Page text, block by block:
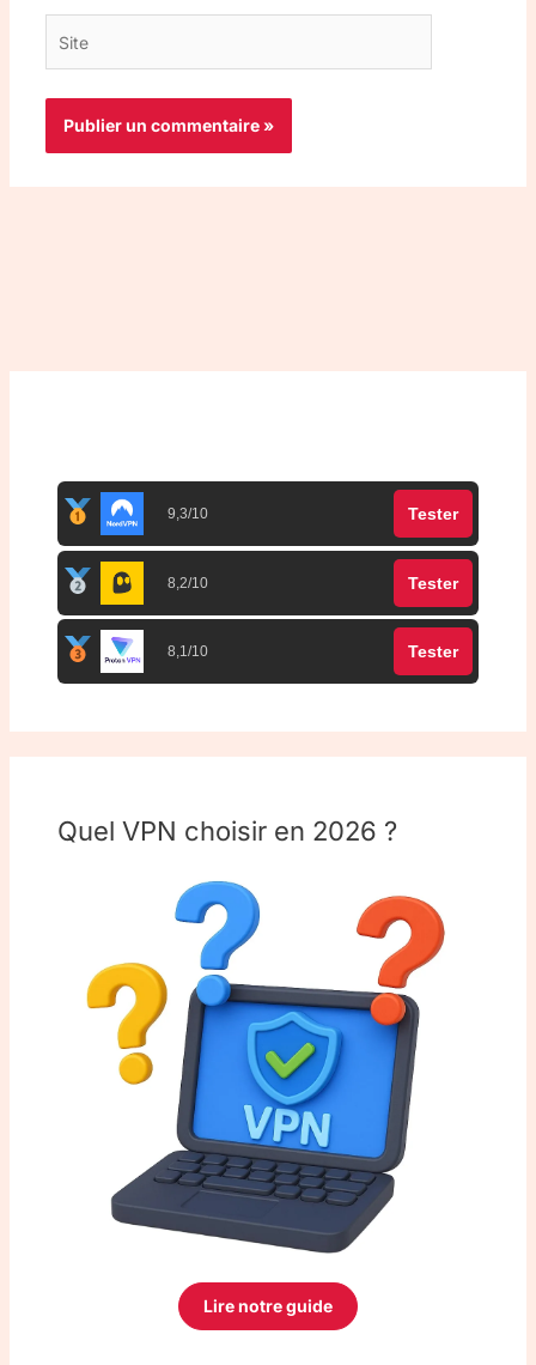
9,3/10 Tester
8,2/10 Tester
8,1/10 Tester
Quel VPN choisir en 2026 ?
Lire notre guide